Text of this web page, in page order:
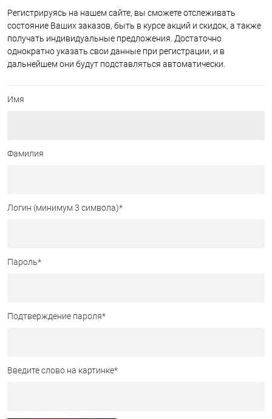
Регистрируясь на нашем сайте, вы сможете отслеживать
состояние Ваших заказов, быть в курсе акций и скидок, а также
получать индивидуальные предложения. Достаточно
однократно указать свои данные при регистрации, и в
дальнейшем они будут подставляться автоматически.
Имя
Фамилия
Логин (минимум 3 символа)*
Пароль*
Подтверждение пароля*
Введите слово на картинке*